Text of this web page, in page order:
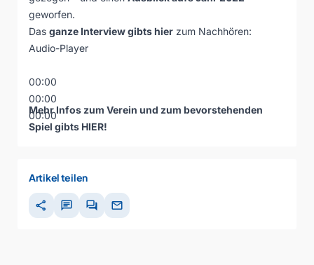
geworfen.
Das ganze Interview gibts hier zum Nachhören:
Audio-Player
00:00
00:00
00:00
Mehr Infos zum Verein und zum bevorstehenden
Spiel gibts HIER!
Artikel teilen
share chat forum mail